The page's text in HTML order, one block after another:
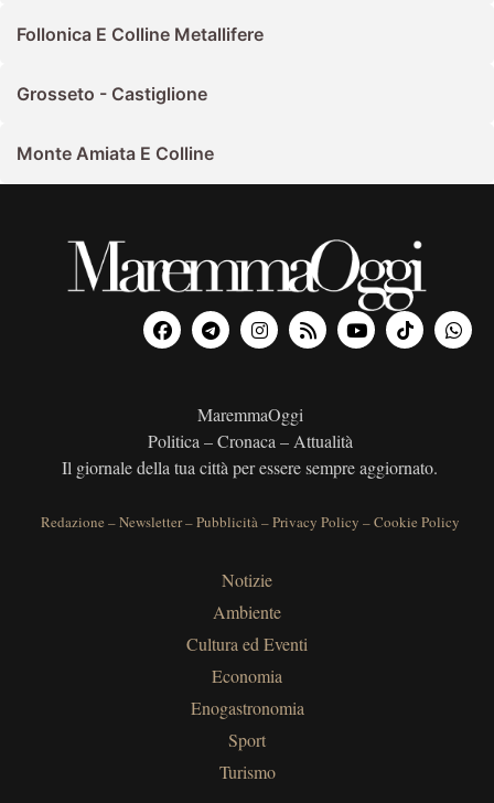
Follonica E Colline Metallifere
Grosseto - Castiglione
Monte Amiata E Colline
MaremmaOggi
Politica – Cronaca – Attualità
Il giornale della tua città per essere sempre aggiornato.
Redazione –Newsletter–Pubblicità–Privacy Policy –Cookie Policy
Notizie
Ambiente
Cultura ed Eventi
Economia
Enogastronomia
Sport
Turismo